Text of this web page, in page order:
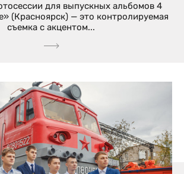
для выпускных альбомов 4
(Красноярск) — это контролируемая
съемка с акцентом...